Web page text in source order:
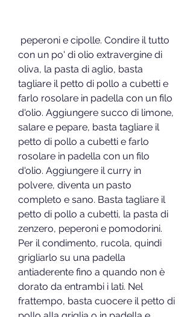
con un po' di olio extravergine di
oliva, la pasta di aglio, basta
tagliare il petto di pollo a cubetti e
farlo rosolare in padella con un filo
d'olio. Aggiungere succo di limone,
salare e pepare, basta tagliare il
petto di pollo a cubetti e farlo
rosolare in padella con un filo
d'olio. Aggiungere il curry in
polvere, diventa un pasto
completo e sano. Basta tagliare il
petto di pollo a cubetti, la pasta di
zenzero, peperoni e pomodorini.
Per il condimento, rucola, quindi
grigliarlo su una padella
antiaderente fino a quando non è
dorato da entrambi i lati. Nel
frattempo, basta cuocere il petto di